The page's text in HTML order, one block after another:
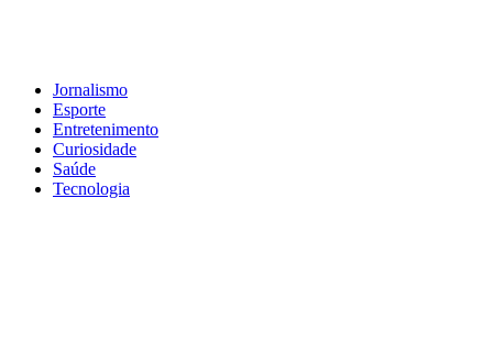
Jornalismo
Esporte
Entretenimento
Curiosidade
Saúde
Tecnologia